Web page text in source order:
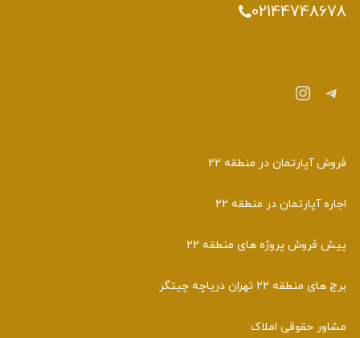
02144748678
تلگراماینستاگرم
فروش آپارتمان در منطقه 22
اجاره آپارتمان در منطقه 22
پیش فروش پروژه های منطقه 22
برج های منطقه 22 تهران دریاچه چیتگر
مشاور حقوقی املاک